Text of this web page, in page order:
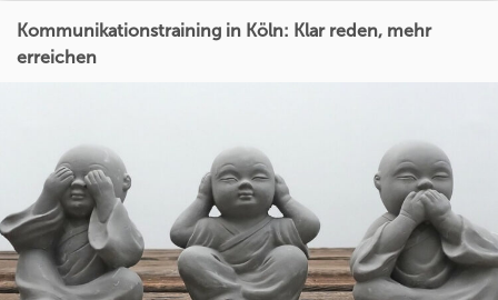
Kommunikationstraining in Köln: Klar reden, mehr
erreichen